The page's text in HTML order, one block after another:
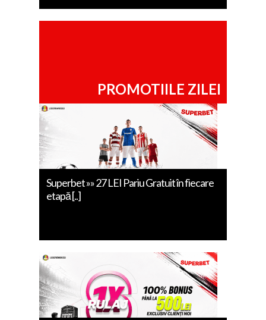
PROMOTIILE ZILEI
Superbet »» 27 LEI Pariu Gratuit în fiecare
etapă [..]